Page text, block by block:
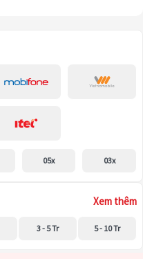
05x 03x
Xem thêm
3 - 5 Tr 5 - 10 Tr